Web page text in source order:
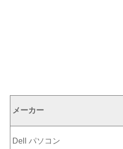
メーカー
Dell パソコン